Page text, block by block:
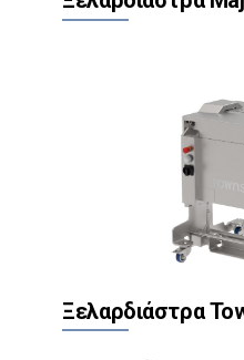
Ξελαρδιάστρα